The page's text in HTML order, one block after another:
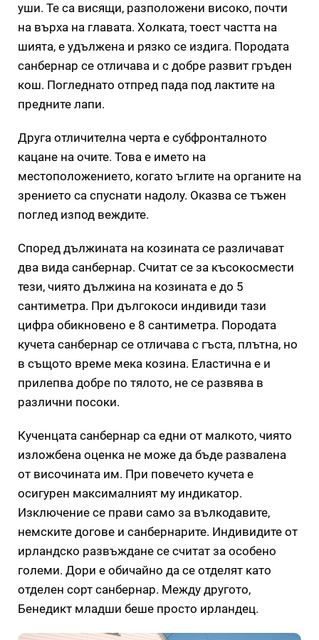
уши. Те са висящи, разположени високо, почти
на върха на главата. Холката, тоест частта на
шията, е удължена и рязко се издига. Породата
санбернар се отличава и с добре развит гръден
кош. Погледнато отпред пада под лактите на
предните лапи.
Друга отличителна черта е субфронталното
кацане на очите. Това е името на
местоположението, когато ъглите на органите на
зрението са спуснати надолу. Оказва се тъжен
поглед изпод веждите.
Според дължината на козината се различават
два вида санбернар. Считат се за късокосмести
тези, чиято дължина на козината е до 5
сантиметра. При дългокоси индивиди тази
цифра обикновено е 8 сантиметра. Породата
кучета санбернар се отличава с гъста, плътна, но
в същото време мека козина. Еластична е и
прилепва добре по тялото, не се развява в
различни посоки.
Кученцата санбернар са едни от малкото, чиято
изложбена оценка не може да бъде развалена
от височината им. При повечето кучета е
осигурен максималният му индикатор.
Изключение се прави само за вълкодавите,
немските догове и санбернарите. Индивидите от
ирландско развъждане се считат за особено
големи. Дори е обичайно да се отделят като
отделен сорт санбернар. Между другото,
Бенедикт младши беше просто ирландец.